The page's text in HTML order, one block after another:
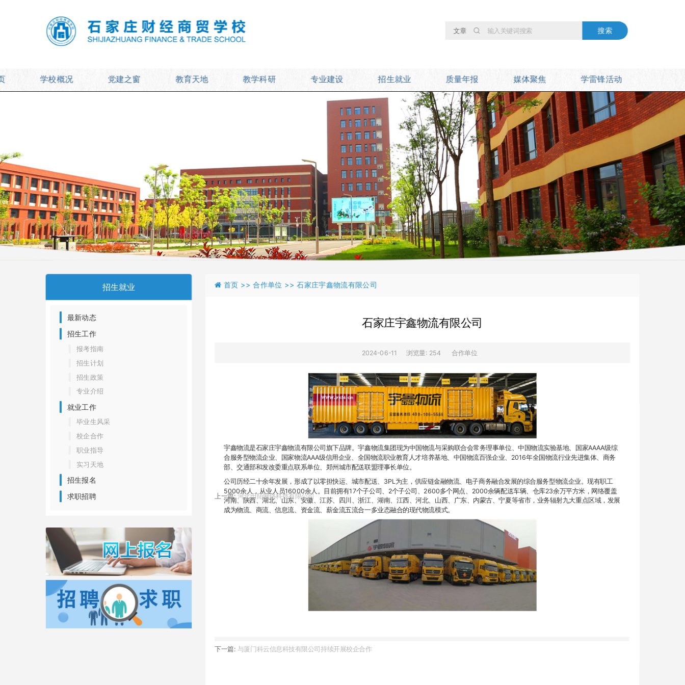
学校概况 党建之窗 教育天地 教学科研 专业建设 招生就业 质量年报 媒体聚焦 学雷锋活动
文章 搜索
首页 >>合作单位 >>石家庄宇鑫物流有限公司
石家庄宇鑫物流有限公司
2024-06-11 浏览量: 254 合作单位
宇鑫物流是石家庄宇鑫物流有限公司旗下品牌。宇鑫物流集团现为中国物流与采购联合会常务理事单位、中国物流实验基地、国家AAAA级综
合服务型物流企业、国家物流AAA级信用企业、全国物流职业教育人才培养基地、中国物流百强企业、2016年全国物流行业先进集体、商务
部、交通部和发改委重点联系单位、郑州城市配送联盟理事长单位。
公司历经二十余年发展，形成了以零担快运、城市配送、3PL为主，供应链金融物流、电子商务融合发展的综合服务型物流企业。现有职工
5000余人，从业人员16000余人。目前拥有17个子公司、2个子公司、2600多个网点、2000余辆配送车辆、仓库23余万平方米，网络覆盖
河南、陕西、湖北、山东、安徽、江苏、四川、浙江、湖南、江西、河北、山西、广东、内蒙古、宁夏等省市，业务辐射九大重点区域，发展
成为物流、商流、信息流、资金流、薪金流五流合一多业态融合的现代物流模式。
上一篇:河北田陌网络科技有限公司
下一篇: 与厦门科云信息科技有限公司持续开展校企合作
招生就业
最新动态
招生工作
就业工作
报考指南
招生计划
招生政策
专业介绍
毕业生风采
校企合作
职业指导
实习天地
招生报名
求职招聘